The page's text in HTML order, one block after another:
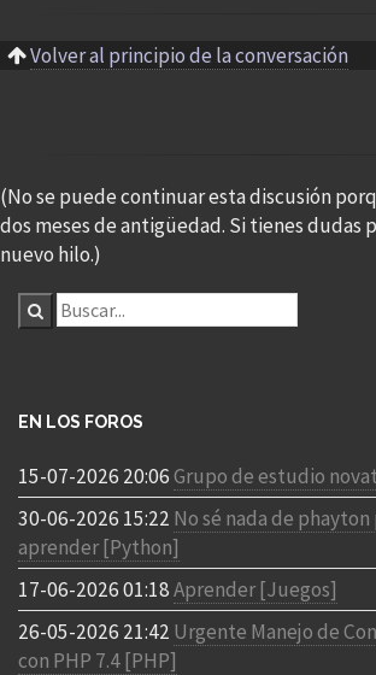
Volver al principio de la conversación
(No se puede continuar esta discusión
dos meses de antigüedad. Si tienes dudas
nuevo hilo.)
EN LOS FOROS
15-07-2026 20:06Grupo de estudio
30-06-2026 15:22 No sé nada de
aprender [Python]
17-06-2026 01:18Aprender [Juegos]
26-05-2026 21:42 Urgente Manejo de
con PHP 7.4 [PHP]